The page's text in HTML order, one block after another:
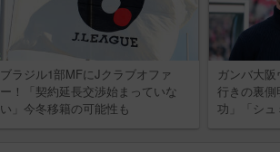
ブラジル1部MFにJクラブオファ
ー！「契約延長交渉始まっていな
い」今冬移籍の可能性も
ガンバ大
行きの裏
功」「シュ